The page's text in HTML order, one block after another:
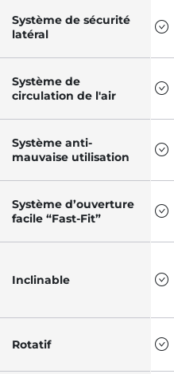
Système de sécurité
latéral
Système de
circulation de l'air
Système anti-
mauvaise utilisation
Système d’ouverture
facile “Fast-Fit”
Inclinable
Rotatif